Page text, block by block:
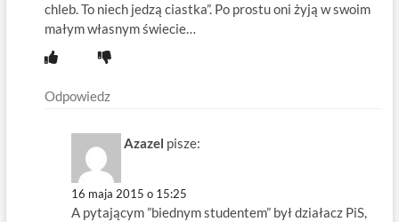
chleb. To niech jedzą ciastka”. Po prostu oni żyją w swoim
małym własnym świecie…
Odpowiedz
Azazel pisze:
16 maja 2015 o 15:25
A pytającym ”biednym studentem” był działacz PiS,